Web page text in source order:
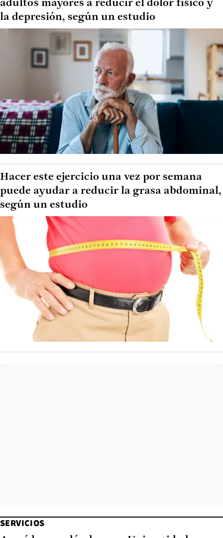
adultos mayores a reducir el dolor físico y
la depresión, según un estudio
Hacer este ejercicio una vez por semana
puede ayudar a reducir la grasa abdominal,
según un estudio
SERVICIOS